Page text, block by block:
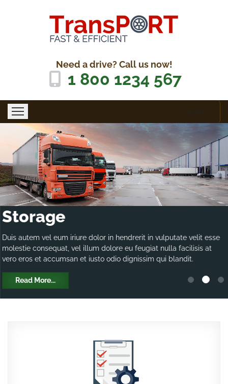
Need a drive? Call us now!
1 800 1234 567
Home
Storage
Duis autem vel eum iriure dolor in hendrerit in vulputate velit esse
molestie consequat, vel illum dolore eu feugiat nulla facilisis at
vero eros et accumsan et iusto odio dignissim qui blandit.
Read More...